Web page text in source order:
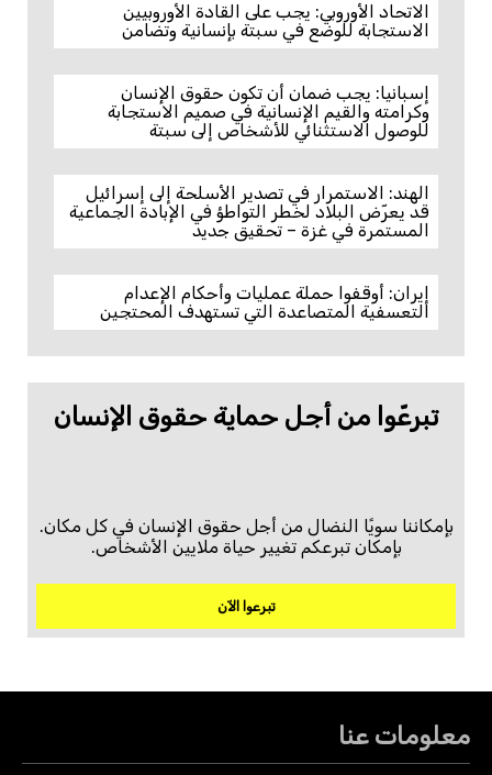
الاتحاد الأوروبي: يجب على القادة الأوروبيين
الاستجابة للوضع في سبتة بإنسانية وتضامن
إسبانيا: يجب ضمان أن تكون حقوق الإنسان
وكرامته والقيم الإنسانية في صميم الاستجابة
للوصول الاستثنائي للأشخاص إلى سبتة
الهند: الاستمرار في تصدير الأسلحة إلى إسرائيل
قد يعرّض البلاد لخطر التواطؤ في الإبادة الجماعية
المستمرة في غزة – تحقيق جديد
إيران: أوقفوا حملة عمليات وأحكام الإعدام
التعسفية المتصاعدة التي تستهدف المحتجين
تبرعّوا من أجل حماية حقوق الإنسان
بإمكاننا سويًا النضال من أجل حقوق الإنسان في كل مكان.
بإمكان تبرعكم تغيير حياة ملايين الأشخاص.
تبرعوا الآن
معلومات عنا